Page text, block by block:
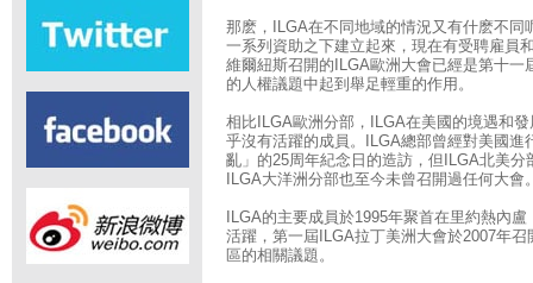
那麽，ILGA在不同地域的情況又有什麽不
一系列資助之下建立起來，現在有受聘雇員
維爾紐斯召開的ILGA歐洲大會已經是第十
的人權議題中起到舉足輕重的作用。
相比ILGA歐洲分部，ILGA在美國的境遇和
乎沒有活躍的成員。ILGA總部曾經對美國進
亂」的25周年紀念日的造訪，但ILGA北美
ILGA大洋洲分部也至今未曾召開過任何大會
ILGA的主要成員於1995年聚首在里約熱內
活躍，第一屆ILGA拉丁美洲大會於2007年
區的相關議題。